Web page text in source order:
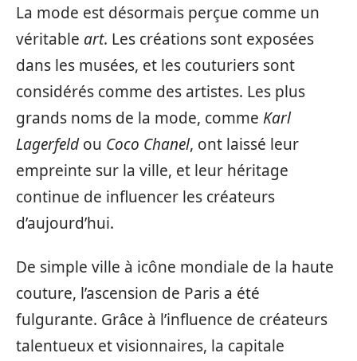
La mode est désormais perçue comme un
véritable art. Les créations sont exposées
dans les musées, et les couturiers sont
considérés comme des artistes. Les plus
grands noms de la mode, comme Karl
Lagerfeldou Coco Chanel, ont laissé leur
empreinte sur la ville, et leur héritage
continue de influencer les créateurs
d’aujourd’hui.
De simple ville à icône mondiale de la haute
couture, l’ascension de Paris a été
fulgurante. Grâce à l’influence de créateurs
talentueux et visionnaires, la capitale